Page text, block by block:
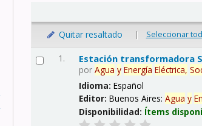
Quitar resaltado | Seleccionar
1. Estación transformadora
porAgua y Energía Eléctrica,
Idioma:Español
Editor:Buenos Aires:Agua y
Disponibilidad: Ítems